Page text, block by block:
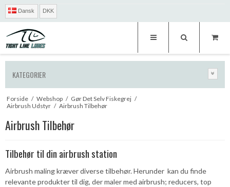
Dansk DKK
KATEGORIER
Forside / Webshop / Gør Det Selv Fiskegrej /
Airbrush Udstyr / Airbrush Tilbehør
Airbrush Tilbehør
Tilbehør til din airbrush station
Airbrush maling kræver diverse tilbehør. Herunder kan du finde
relevante produkter til dig, der maler med airbrush; reducers, top